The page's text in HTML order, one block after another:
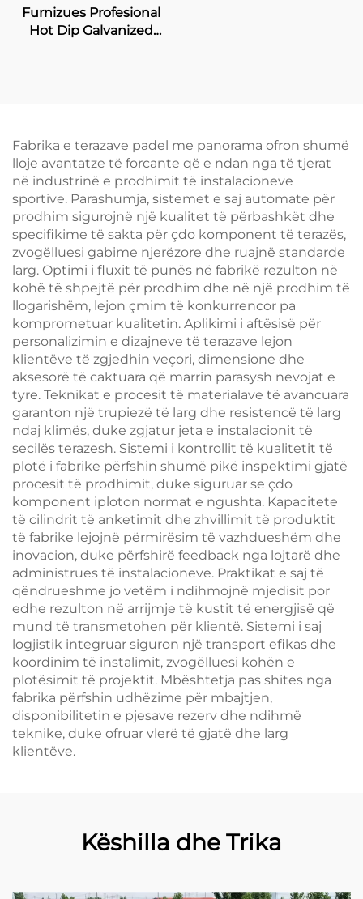
Furnizues Profesional
Hot Dip Galvanized
Fabrika e terazave padel me panorama ofron shumë
lloje avantatze të forcante që e ndan nga të tjerat
në industrinë e prodhimit të instalacioneve
sportive. Parashumja, sistemet e saj automate për
prodhim sigurojnë një kualitet të përbashkët dhe
specifikime të sakta për çdo komponent të terazës,
zvogëlluesi gabime njerëzore dhe ruajnë standarde
larg. Optimi i fluxit të punës në fabrikë rezulton në
kohë të shpejtë për prodhim dhe në një prodhim të
llogarishëm, lejon çmim të konkurrencor pa
komprometuar kualitetin. Aplikimi i aftësisë për
personalizimin e dizajneve të terazave lejon
klientëve të zgjedhin veçori, dimensione dhe
aksesorë të caktuara që marrin parasysh nevojat e
tyre. Teknikat e procesit të materialave të avancuara
garanton një trupiezë të larg dhe resistencë të larg
ndaj klimës, duke zgjatur jeta e instalacionit të
secilës terazesh. Sistemi i kontrollit të kualitetit të
plotë i fabrike përfshin shumë pikë inspektimi gjatë
procesit të prodhimit, duke siguruar se çdo
komponent iploton normat e ngushta. Kapacitete
të cilindrit të anketimit dhe zhvillimit të produktit
të fabrike lejojnë përmirësim të vazhdueshëm dhe
inovacion, duke përfshirë feedback nga lojtarë dhe
administrues të instalacioneve. Praktikat e saj të
qëndrueshme jo vetëm i ndihmojnë mjedisit por
edhe rezulton në arrijmje të kustit të energjisë që
mund të transmetohen për klientë. Sistemi i saj
logjistik integruar siguron një transport efikas dhe
koordinim të instalimit, zvogëlluesi kohën e
plotësimit të projektit. Mbështetja pas shites nga
fabrika përfshin udhëzime për mbajtjen,
disponibilitetin e pjesave rezerv dhe ndihmë
teknike, duke ofruar vlerë të gjatë dhe larg
klientëve.
Këshilla dhe Trika